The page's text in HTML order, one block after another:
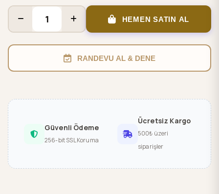
HEMEN SATIN AL
RANDEVU AL & DENE
Güvenli Ödeme
256-bit SSL Koruma
Ücretsiz Kargo
500₺ üzeri
siparişler